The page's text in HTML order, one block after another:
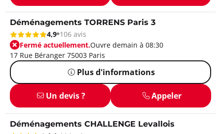
Déménagements TORRENS Paris 3
4,9 106 avis
Fermé actuellement.Ouvre demain à 08:30
17 Rue Béranger 75003 Paris
Plus d'informations
Un devis ? Appeler
Déménagements CHALLENGE Levallois